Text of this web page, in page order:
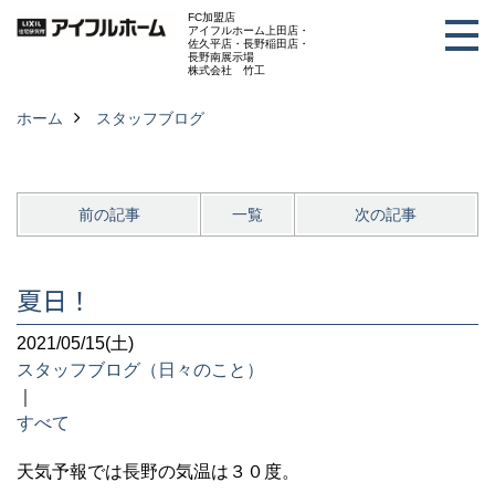
FC加盟店
アイフルホーム上田店・
佐久平店・長野稲田店・
長野南展示場
株式会社 竹工
ホーム スタッフブログ
前の記事 一覧 次の記事
夏日！
2021/05/15(土)
スタッフブログ（日々のこと）
すべて
天気予報では長野の気温は３０度。